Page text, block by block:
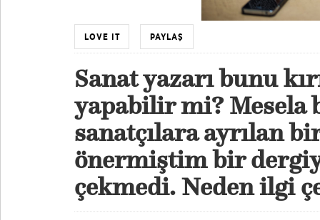
LOVE IT PAYLAŞ
Sanat yazarı bunu
yapabilir mi? Mesela
sanatçılara ayrılan
önermiştim bir
çekmedi. Neden ilgi